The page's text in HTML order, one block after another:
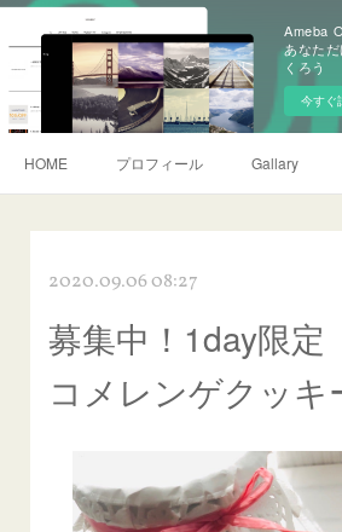
Ameba
あなた
くろう
今すぐ
HOME プロフィール Gallary
2020.09.06 08:27
募集中！1day限
コメレンゲクッキ